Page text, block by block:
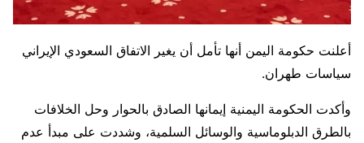
أعلنت حكومة اليمن أنها تأمل أن يغير الاتفاق السعودي الإيراني
سياسات طهران.
وأكدت الحكومة اليمنية إيمانها الصادق بالحوار وحل الخلافات
بالطرق الدبلوماسية والوسائل السلمية، وشددت على مبدأ عدم